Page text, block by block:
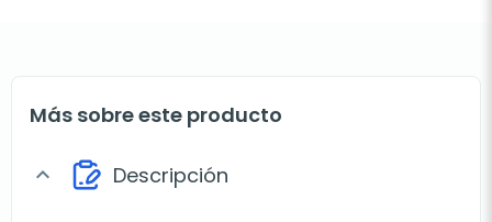
Más sobre este producto
expand_more Descripción